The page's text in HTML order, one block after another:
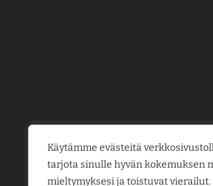
Käytämme evästeitä
tarjota sinulle hyvän kokemuksen
mieltymyksesi ja toistuvat